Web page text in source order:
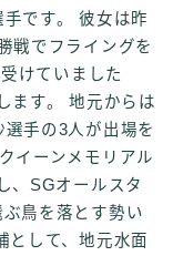
です。 彼女は昨
戦でフライングを
けていました
ます。 地元からは
手の3人が出場を
イーンメモリアル
、SGオールスタ
鳥を落とす勢い
として、地元水面